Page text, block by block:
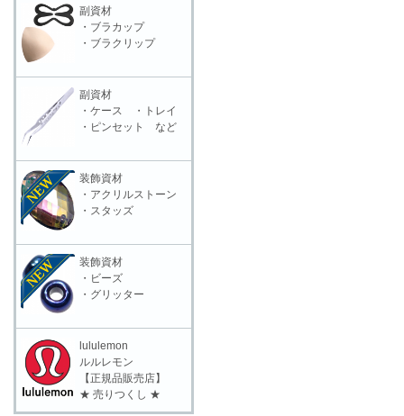
副資材
・ブラカップ
・ブラクリップ
副資材
・ケース ・トレイ
・ピンセット など
装飾資材
・アクリルストーン
・スタッズ
装飾資材
・ビーズ
・グリッター
lululemon
ルルレモン
【正規品販売店】
★ 売りつくし ★